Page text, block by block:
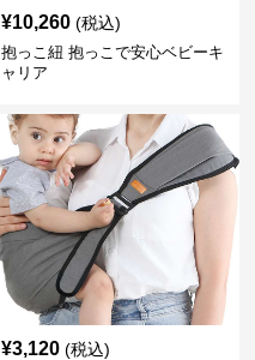
¥10,260 (税込)
抱っこ紐 抱っこで安心ベビーキ
ャリア
¥3,120 (税込)